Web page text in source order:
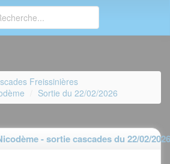
Freissinières
Sortie du 22/02/2026
- sortie cascades du 22/02/2026